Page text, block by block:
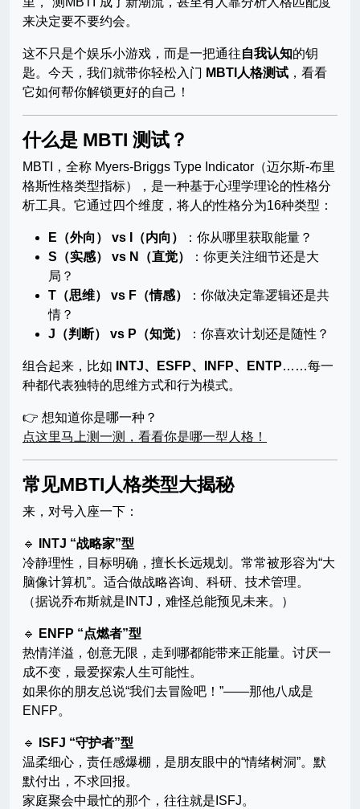
来决定要不要约会。
这不只是个娱乐小游戏，而是一把通往自我认知的钥
匙。今天，我们就带你轻松入门 MBTI人格测试 ，看看
它如何帮你解锁更好的自己！
什么是 MBTI 测试？
MBTI，全称 Myers-Briggs Type Indicator（迈尔斯-布里
格斯性格类型指标），是一种基于心理学理论的性格分
析工具。它通过四个维度，将人的性格分为16种类型：
E（外向） vs I（内向）
：你从哪里获取能量？
S（实感） vs N（直觉）
：你更关注细节还是大
局？
T（思维） vs F（情感）
：你做决定靠逻辑还是共
情？
J（判断） vs P（知觉）
：你喜欢计划还是随性？
组合起来，比如 INTJ、ESFP、INFP、ENTP……每一
种都代表独特的思维方式和行为模式。
👉 想知道你是哪一种？
点这里马上测一测，看看你是哪一型人格！
常见MBTI人格类型大揭秘
来，对号入座一下：
🔹
INTJ “战略家”型
冷静理性，目标明确，擅长长远规划。常常被形容为“大
脑像计算机”。适合做战略咨询、科研、技术管理。
（据说乔布斯就是INTJ，难怪总能预见未来。）
🔹
ENFP “点燃者”型
热情洋溢，创意无限，走到哪都能带来正能量。讨厌一
成不变，最爱探索人生可能性。
如果你的朋友总说“我们去冒险吧！”——那他八成是
ENFP。
🔹
ISFJ “守护者”型
温柔细心，责任感爆棚，是朋友眼中的“情绪树洞”。默
默付出，不求回报。
家庭聚会中最忙的那个，往往就是ISFJ。